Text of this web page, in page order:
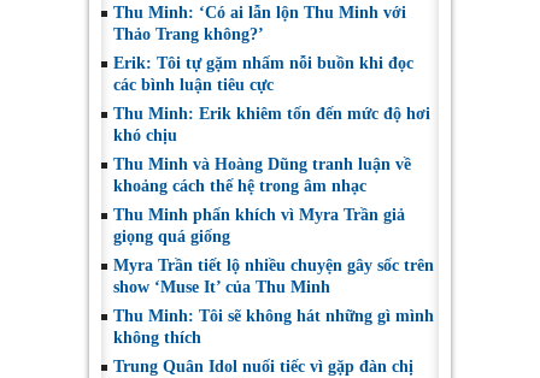
Thu Minh: ‘Có ai lẫn lộn Thu Minh với
Thảo Trang không?’
Erik: Tôi tự gặm nhấm nỗi buồn khi đọc
các bình luận tiêu cực
Thu Minh: Erik khiêm tốn đến mức độ hơi
khó chịu
Thu Minh và Hoàng Dũng tranh luận về
khoảng cách thế hệ trong âm nhạc
Thu Minh phấn khích vì Myra Trần giả
giọng quá giống
Myra Trần tiết lộ nhiều chuyện gây sốc trên
show ‘Muse It’ của Thu Minh
Thu Minh: Tôi sẽ không hát những gì mình
không thích
Trung Quân Idol nuối tiếc vì gặp đàn chị